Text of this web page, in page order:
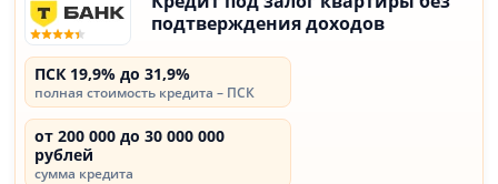
подтверждения доходов
ПСК 19,9% до 31,9%
полная стоимость кредита – ПСК
от 200 000 до 30 000 000
рублей
сумма кредита